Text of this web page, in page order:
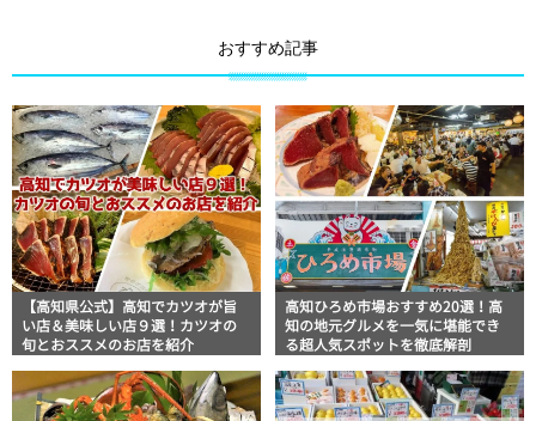
おすすめ記事
【高知県公式】高知でカツオが旨
い店＆美味しい店９選！カツオの
旬とおススメのお店を紹介
高知ひろめ市場おすすめ20選！高
知の地元グルメを一気に堪能でき
る超人気スポットを徹底解剖